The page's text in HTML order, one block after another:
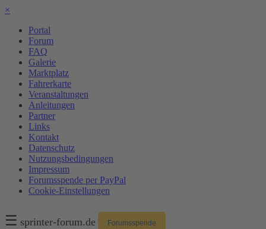
×
Portal
Forum
FAQ
Galerie
Marktplatz
Fahrerkarte
Veranstaltungen
Anleitungen
Partner
Links
Kontakt
Datenschutz
Nutzungsbedingungen
Impressum
Forumsspende per PayPal
Cookie-Einstellungen
☰ sprinter-forum.de Forumsspende